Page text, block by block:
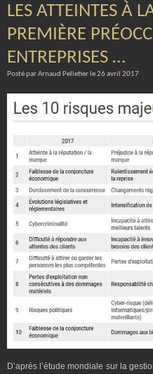
LES ATTEINTES À
PREMIÈRE
ENTREPRISES …
Posté par Arnaud Pelletier le 26 avril 2017
D’après l’étude mondiale sur la